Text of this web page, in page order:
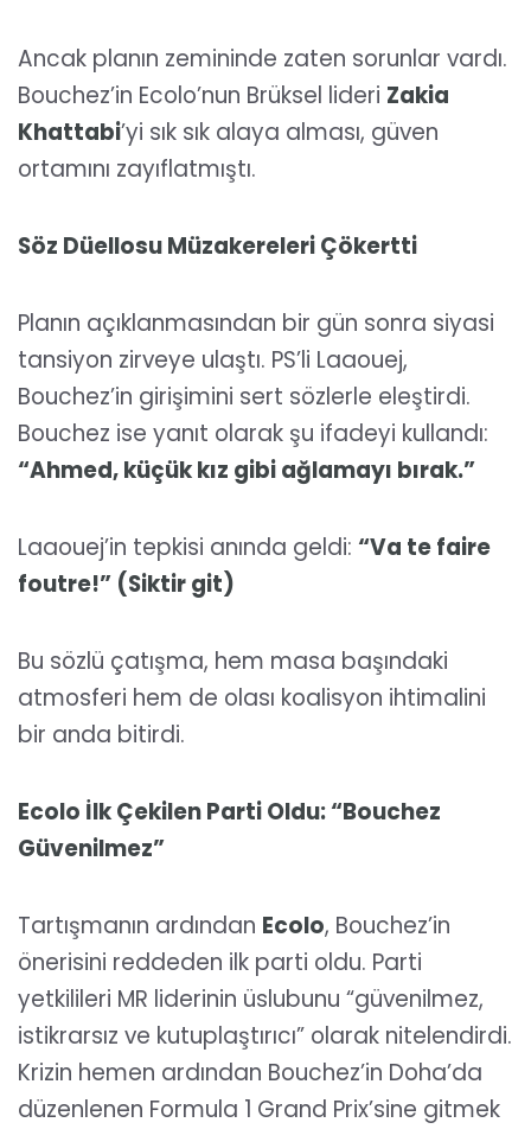
Ancak planın zemininde zaten sorunlar vardı.
Bouchez’in Ecolo’nun Brüksel lideri Zakia
Khattabi’yi sık sık alaya alması, güven
ortamını zayıflatmıştı.
Söz Düellosu Müzakereleri Çökertti
Planın açıklanmasından bir gün sonra siyasi
tansiyon zirveye ulaştı. PS’li Laaouej,
Bouchez’in girişimini sert sözlerle eleştirdi.
Bouchez ise yanıt olarak şu ifadeyi kullandı:
“Ahmed, küçük kız gibi ağlamayı bırak.”
Laaouej’in tepkisi anında geldi: “Va te faire
foutre!” (Siktir git)
Bu sözlü çatışma, hem masa başındaki
atmosferi hem de olası koalisyon ihtimalini
bir anda bitirdi.
Ecolo İlk Çekilen Parti Oldu: “Bouchez
Güvenilmez”
Tartışmanın ardından Ecolo, Bouchez’in
önerisini reddeden ilk parti oldu. Parti
yetkilileri MR liderinin üslubunu “güvenilmez,
istikrarsız ve kutuplaştırıcı” olarak nitelendirdi.
Krizin hemen ardından Bouchez’in Doha’da
düzenlenen Formula 1 Grand Prix’sine gitmek